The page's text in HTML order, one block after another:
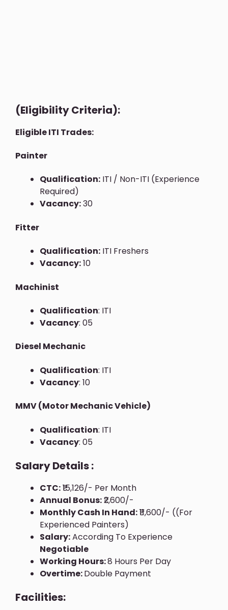
(Eligibility Criteria):
Eligible ITI Trades:
Painter
Qualification: ITI / Non-ITI (Experience
Required)
Vacancy:30
Fitter
Qualification: ITI Freshers
Vacancy:10
Machinist
Qualification: ITI
Vacancy: 05
Diesel Mechanic
Qualification: ITI
Vacancy: 10
MMV (Motor Mechanic Vehicle)
Qualification: ITI
Vacancy: 05
Salary Details :
CTC:₹15,126/- Per Month
Annual Bonus:₹2,600/-
Monthly Cash In Hand:₹11,600/- ((For
Experienced Painters)
Salary:According To Experience
Negotiable
Working Hours:8 Hours Per Day
Overtime:Double Payment
Facilities: